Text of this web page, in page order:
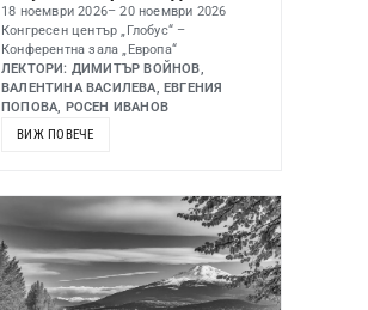
18 ноември 2026– 20 ноември 2026
Конгресен център „Глобус“ –
Конферентна зала „Европа“
ЛЕКТОРИ: ДИМИТЪР ВОЙНОВ,
ВАЛЕНТИНА ВАСИЛЕВА, ЕВГЕНИЯ
ПОПОВА, РОСЕН ИВАНОВ
ВИЖ ПОВЕЧЕ